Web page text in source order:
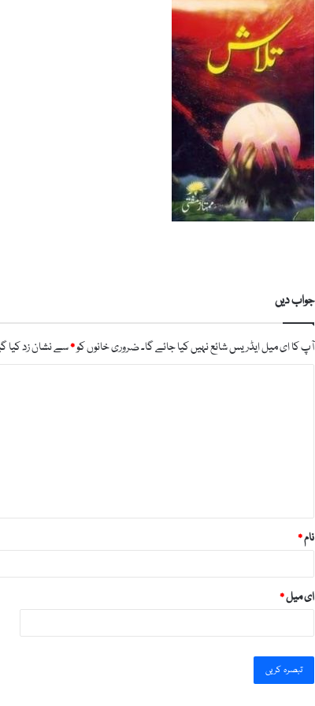
جواب دیں
آپ کا ای میل ایڈریس شائع نہیں کیا جائے گا۔ضروری خانوں کو*سے نشان زد کیا
نام*
ای میل*